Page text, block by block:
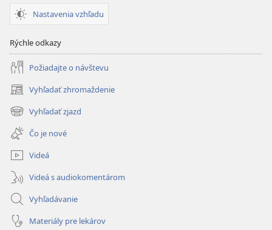
Nastavenia vzhľadu
Rýchle odkazy
Požiadajte o návštevu
Vyhľadať zhromaždenie
(otvorí
nové
okno)
Vyhľadať zjazd
(otvorí
nové
okno)
Čo je nové
Videá
Videá s audiokomentárom
Vyhľadávanie
Materiály pre lekárov